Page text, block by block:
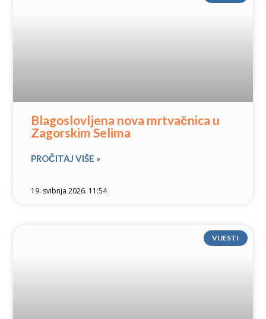
Blagoslovljena nova mrtvačnica u
Zagorskim Selima
PROČITAJ VIŠE »
19. svibnja 2026. 11:54
VIJESTI